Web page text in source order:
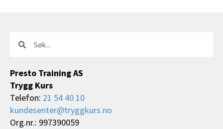
Presto Training AS
Trygg Kurs
Telefon: 21 54 40 10
kundesenter@tryggkurs.no
Org.nr.: 997390059